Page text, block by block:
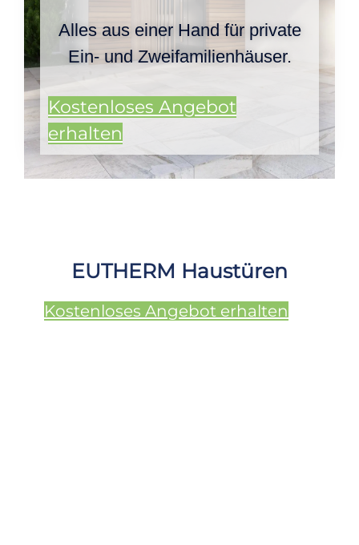
Alles aus einer Hand für private
Ein- und Zweifamilienhäuser.
Kostenloses Angebot
erhalten
EUTHERM Haustüren
Kostenloses Angebot erhalten